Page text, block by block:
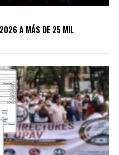
2026 A MÁS DE 25 MIL